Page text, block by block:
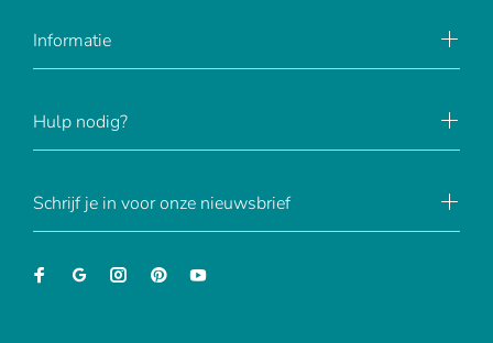
Schrijf je in voor onze nieuwsbrief
Informatie
Hulp nodig?